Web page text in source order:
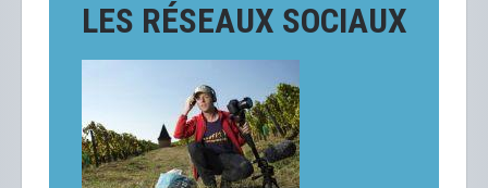
LES RÉSEAUX SOCIAUX